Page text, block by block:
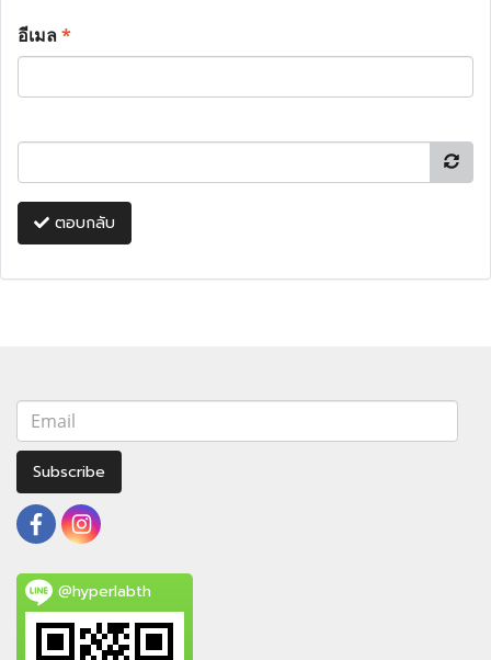
อีเมล*
ตอบกลับ
Subscribe
@hyperlabth